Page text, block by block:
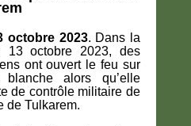
octobre 2023. Dans la
13 octobre 2023, des
ont ouvert le feu sur
alors qu’elle
de contrôle militaire de
de Tulkarem.